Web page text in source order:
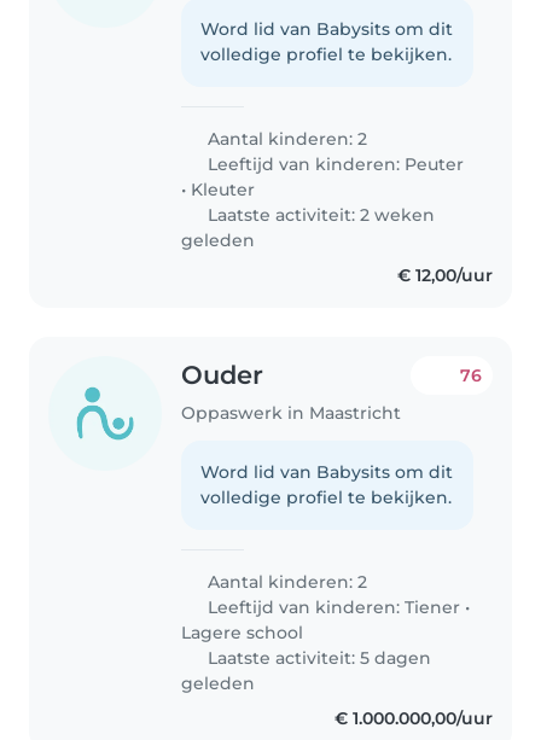
Word lid van Babysits om dit
volledige profiel te bekijken.
Aantal kinderen: 2
Leeftijd van kinderen: Peuter
• Kleuter
Laatste activiteit: 2 weken
geleden
€ 12,00/uur
Ouder
Oppaswerk in Maastricht
76
Word lid van Babysits om dit
volledige profiel te bekijken.
Aantal kinderen: 2
Leeftijd van kinderen:Tiener •
Lagere school
Laatste activiteit: 5 dagen
geleden
€ 1.000.000,00/uur